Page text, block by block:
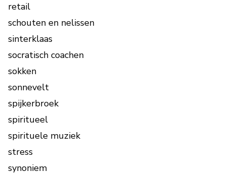
retail
schouten en nelissen
sinterklaas
socratisch coachen
sokken
sonnevelt
spijkerbroek
spiritueel
spirituele muziek
stress
synoniem